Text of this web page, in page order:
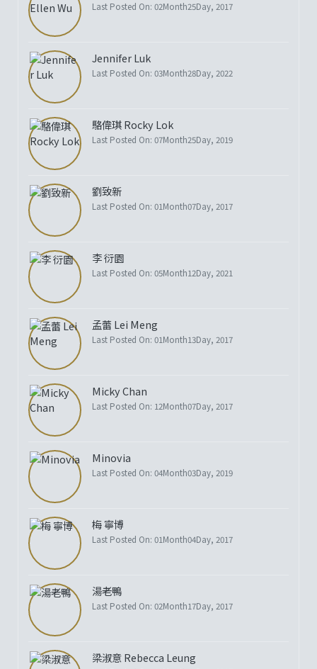
Last Posted On: 02Month25Day, 2017
Jennifer Luk
Last Posted On: 03Month28Day, 2022
駱偉琪 Rocky Lok
Last Posted On: 07Month25Day, 2019
劉致新
Last Posted On: 01Month07Day, 2017
李 衍園
Last Posted On: 05Month12Day, 2021
孟蕾 Lei Meng
Last Posted On: 01Month13Day, 2017
Micky Chan
Last Posted On: 12Month07Day, 2017
Minovia
Last Posted On: 04Month03Day, 2019
梅 寧博
Last Posted On: 01Month04Day, 2017
湯老鴨
Last Posted On: 02Month17Day, 2017
梁淑意 Rebecca Leung